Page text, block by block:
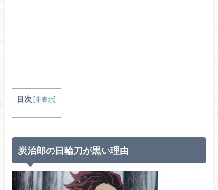
目次 [非表示]
炭治郎の日輪刀が黒い理由